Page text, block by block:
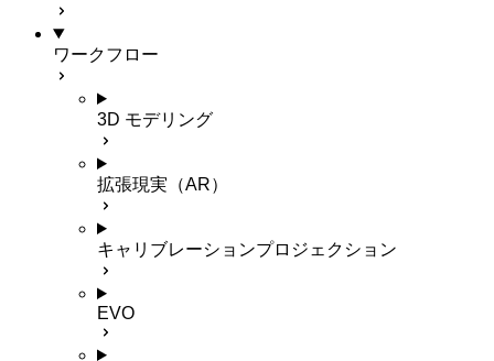
ワークフロー
3D モデリング
拡張現実（AR）
キャリブレーションプロジェクション
EVO